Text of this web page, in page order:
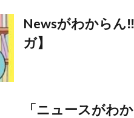
Newsがわからん
ガ】
「ニュースがわ